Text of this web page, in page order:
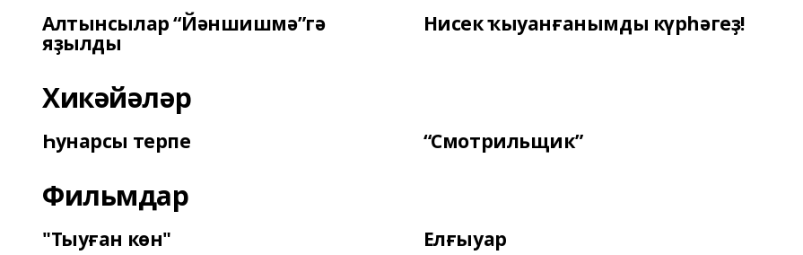
Алтынсылар “Йәншишмә”гә
яҙылды
Нисек ҡыуанғанымды күрһәгеҙ!
Хикәйәләр
Һунарсы терпе “Смотрильщик”
Фильмдар
"Тыуған көн" Елғыуар